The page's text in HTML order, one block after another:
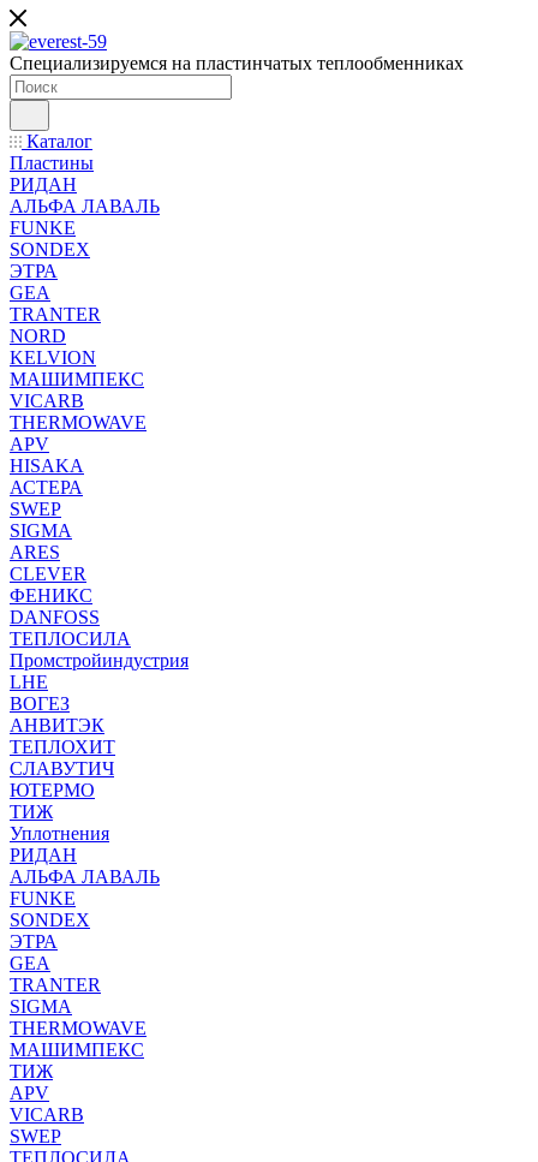
Специализируемся на пластинчатых теплообменниках
Каталог
Пластины
РИДАН
АЛЬФА ЛАВАЛЬ
FUNKE
SONDEX
ЭТРА
GEA
TRANTER
NORD
KELVION
МАШИМПЕКС
VICARB
THERMOWAVE
APV
HISAKA
АСТЕРА
SWEP
SIGMA
ARES
CLEVER
ФЕНИКС
DANFOSS
ТЕПЛОСИЛА
Промстройиндустрия
LHE
ВОГЕЗ
АНВИТЭК
ТЕПЛОХИТ
СЛАВУТИЧ
ЮТЕРМО
ТИЖ
Уплотнения
РИДАН
АЛЬФА ЛАВАЛЬ
FUNKE
SONDEX
ЭТРА
GEA
TRANTER
SIGMA
THERMOWAVE
МАШИМПЕКС
ТИЖ
APV
VICARB
SWEP
ТЕПЛОСИЛА